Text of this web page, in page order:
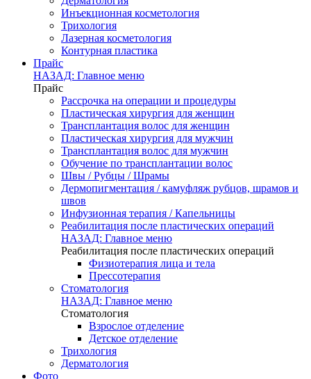
Инъекционная косметология
Трихология
Лазерная косметология
Контурная пластика
Прайс
НАЗАД: Главное меню
Прайс
Рассрочка на операции и процедуры
Пластическая хирургия для женщин
Трансплантация волос для женщин
Пластическая хирургия для мужчин
Трансплантация волос для мужчин
Обучение по трансплантации волос
Швы / Рубцы / Шрамы
Дермопигментация / камуфляж рубцов, шрамов и
швов
Инфузионная терапия / Капельницы
Реабилитация после пластических операций
НАЗАД: Главное меню
Реабилитация после пластических операций
Физиотерапия лица и тела
Прессотерапия
Стоматология
НАЗАД: Главное меню
Стоматология
Взрослое отделение
Детское отделение
Трихология
Дерматология
Фото